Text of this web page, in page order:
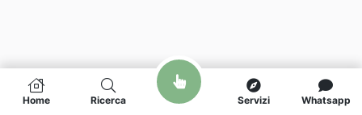
Home Ricerca Servizi Whatsapp